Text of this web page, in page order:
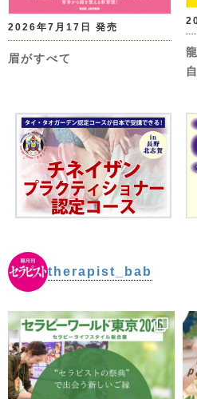
2026年7月17日 発売
眉がすべて
therapist_bab